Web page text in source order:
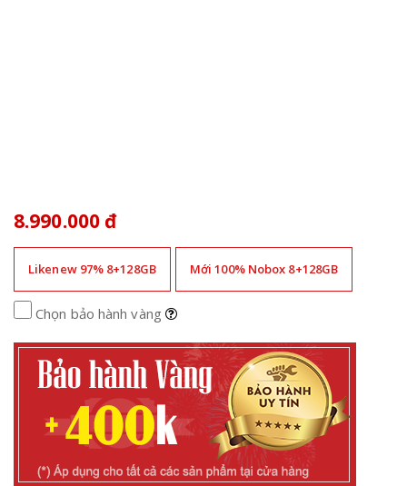
8.990.000 đ
Likenew 97% 8+128GB Mới 100% Nobox 8+128GB
Chọn bảo hành vàng